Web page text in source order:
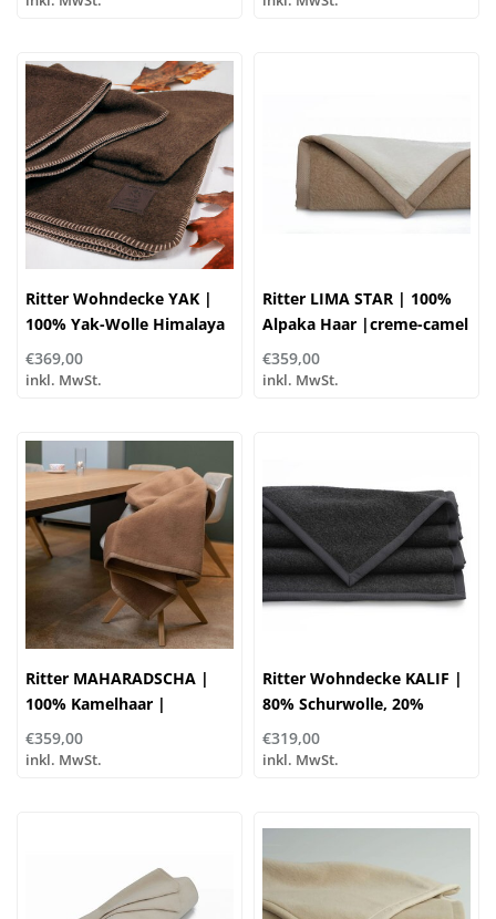
Ritter Wohndecke YAK |
100% Yak-Wolle Himalaya
| braun
€369,00
inkl. MwSt.
Ritter LIMA STAR | 100%
Alpaka Haar |creme-camel
| ...verschiedene Größen!
€359,00
inkl. MwSt.
Ritter MAHARADSCHA |
100% Kamelhaar |
...verschiedene Größen
€359,00
inkl. MwSt.
Ritter Wohndecke KALIF |
80% Schurwolle, 20%
Kaschmir | anthrazit
€319,00
inkl. MwSt.